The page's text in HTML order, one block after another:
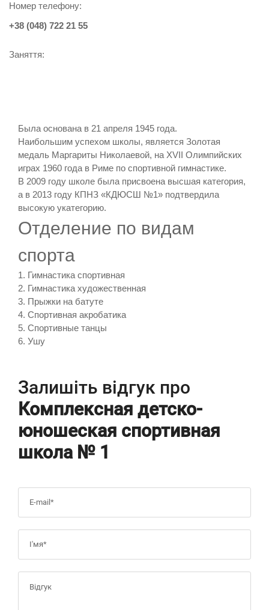
Номер телефону:
+38 (048) 722 21 55
Заняття:
Была основана в 21 апреля 1945 года.
Наибольшим успехом школы, является Золотая
медаль Маргариты Николаевой, на XVII Олимпийских
играх 1960 года в Риме по спортивной гимнастике.
В 2009 году школе была присвоена высшая категория,
а в 2013 году КПНЗ «КДЮСШ №1» подтвердила
высокую укатегорию.
Отделение по видам
спорта
1. Гимнастика спортивная
2. Гимнастика художественная
3. Прыжки на батуте
4. Спортивная акробатика
5. Спортивные танцы
6. Ушу
Залишіть відгук про
Комплексная детско-
юношеская спортивная
школа № 1